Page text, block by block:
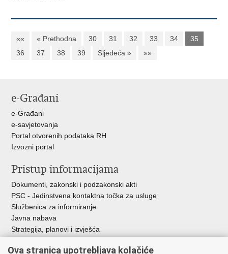
«« « Prethodna 30 31 32 33 34
35
36
37 38 39 Sljedeća » »»
e-Građani
e-Građani
e-savjetovanja
Portal otvorenih podataka RH
Izvozni portal
Pristup informacijama
Dokumenti, zakonski i podzakonski akti
PSC - Jedinstvena kontaktna točka za usluge
Službenica za informiranje
Javna nabava
Strategija, planovi i izvješća
Ova stranica upotrebljava kolačiće